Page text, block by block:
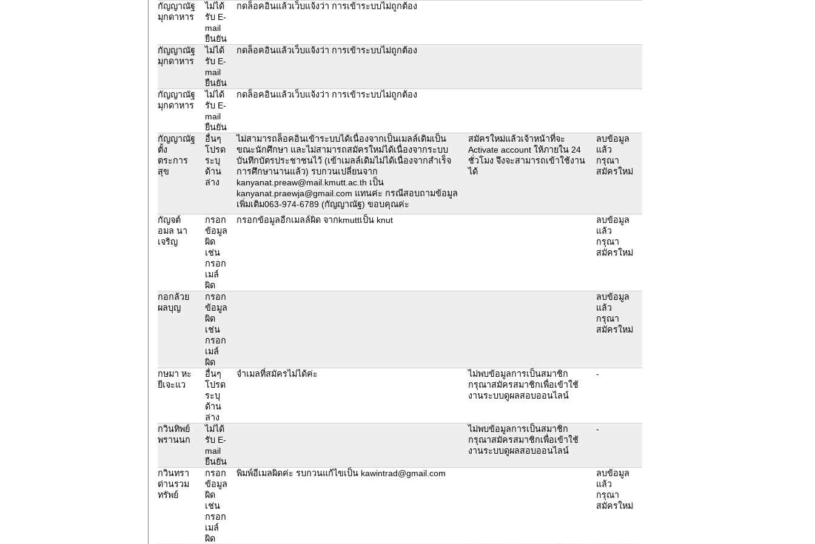
กัญญาณัฐ
มุกดาหาร
ไม่ได้
รับ E-
mail
ยืนยัน
กดล็อคอินแล้วเว็บแจ้งว่า การเข้าระบบไม่ถูกต้อง
กัญญาณัฐ
มุกดาหาร
ไม่ได้
รับ E-
mail
ยืนยัน
กดล็อคอินแล้วเว็บแจ้งว่า การเข้าระบบไม่ถูกต้อง
กัญญาณัฐ
มุกดาหาร
ไม่ได้
รับ E-
mail
ยืนยัน
กดล็อคอินแล้วเว็บแจ้งว่า การเข้าระบบไม่ถูกต้อง
กัญญาณัฐ
ตั้ง
ตระการ
สุข
อื่นๆ
โปรด
ระบุ
ด้าน
ล่าง
ไม่สามารถล็อคอินเข้าระบบได้เนื่องจากเป็นเมลล์เดิมเป็น
ขณะนักศึกษา และไม่สามารถสมัครใหม่ได้เนื่องจากระบบ
บันทึกบัตรประชาชนไว้ (เข้าเมลล์เดิมไม่ได้เนื่องจากสำเร็จ
การศึกษานานแล้ว) รบกวนเปลี่ยนจาก
kanyanat.preaw@mail.kmutt.ac.th เป็น
kanyanat.praewja@gmail.com แทนค่ะ กรณีสอบถามข้อมูล
เพิ่มเติม063-974-6789 (กัญญาณัฐ) ขอบคุณค่ะ
สมัครใหม่แล้วเจ้าหน้าที่จะ
Activate account ให้ภายใน 24
ชั่วโมง จึงจะสามารถเข้าใช้งาน
ได้
ลบข้อมูล
แล้ว
กรุณา
สมัครใหม่
กัญจต์
อมล นา
เจริญ
กรอก
ข้อมูล
ผิด
เช่น
กรอก
เมล์
ผิด
กรอกข้อมูลอีกเมลล์ผิด จากkmuttเป็น knut
ลบข้อมูล
แล้ว
กรุณา
สมัครใหม่
กอกล้วย
ผลบุญ
กรอก
ข้อมูล
ผิด
เช่น
กรอก
เมล์
ผิด
ลบข้อมูล
แล้ว
กรุณา
สมัครใหม่
กษมา หะ
ยีเจะแว
อื่นๆ
โปรด
ระบุ
ด้าน
ล่าง
จำเมลที่สมัครไม่ได้ค่ะ
ไม่พบข้อมูลการเป็นสมาชิก
กรุณาสมัครสมาชิกเพื่อเข้าใช้
งานระบบดูผลสอบออนไลน์
-
กวินทิพย์
พรานนก
ไม่ได้
รับ E-
mail
ยืนยัน
ไม่พบข้อมูลการเป็นสมาชิก
กรุณาสมัครสมาชิกเพื่อเข้าใช้
งานระบบดูผลสอบออนไลน์
-
กวินทรา
ด่านรวม
ทรัพย์
กรอก
ข้อมูล
ผิด
เช่น
กรอก
เมล์
ผิด
พิมพ์อีเมลผิดค่ะ รบกวนแก้ไขเป็น kawintrad@gmail.com
ลบข้อมูล
แล้ว
กรุณา
สมัครใหม่